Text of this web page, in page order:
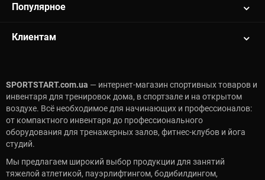
Популярное
Клиентам
SPORTSTART.com.ua — интернет-магазин спортивных товаров и
инвентаря для тренировок дома, в спортзале и на открытом
воздухе. Всё необходимое для начинающих и профессионалов:
от компактного инвентаря до профессионального
оборудования для тренажерных залов, фитнес-клубов и йога
студий.
Мы предлагаем широкий выбор продукции для занятий
тяжелой атлетикой, пауэрлифтингом, бодибилдингом,